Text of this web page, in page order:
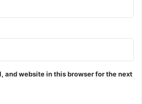
and website in this browser for the next